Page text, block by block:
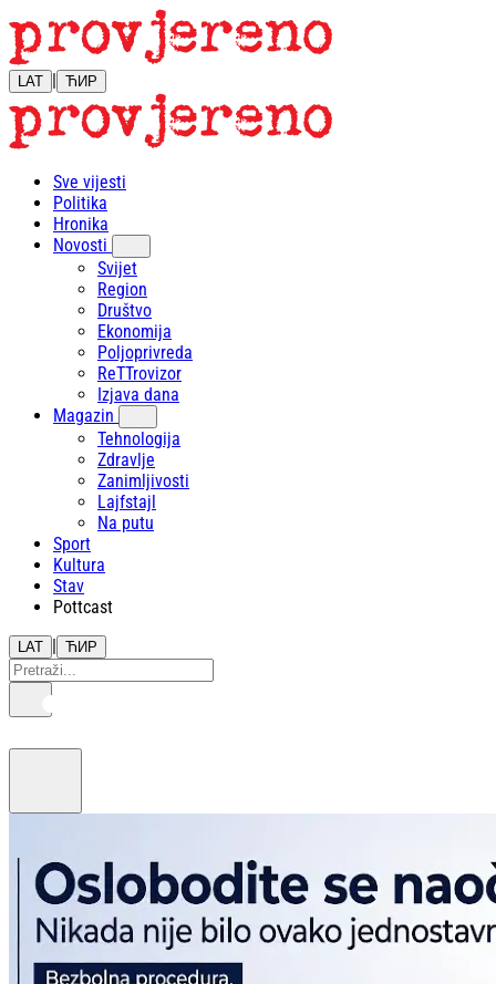
LAT | ЋИР
Sve vijesti
Politika
Hronika
Novosti
Svijet
Region
Društvo
Ekonomija
Poljoprivreda
ReTTrovizor
Izjava dana
Magazin
Tehnologija
Zdravlje
Zanimljivosti
Lajfstajl
Na putu
Sport
Kultura
Stav
Pottcast
LAT | ЋИР